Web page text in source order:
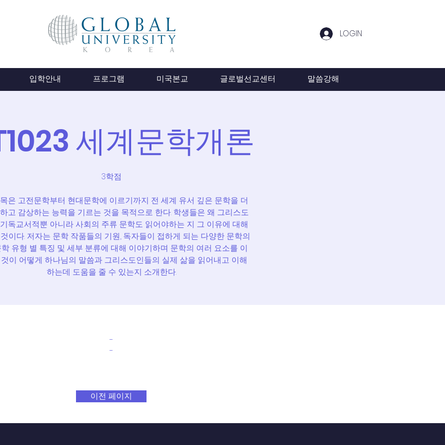
LOGIN
입학안내 프로그램 미국본교 글로벌선교센터 말씀강해
세계문학개론
3학점
은 고전문학부터 현대문학에 이르기까지 전 세계 유서 깊은 문학을 더
고 감상하는 능력을 기르는 것을 목적으로 한다. 학생들은 왜 그리스도
독교서적뿐 아니라 사회의 주류 문학도 읽어야하는 지 그 이유에 대해
이다. 저자는 문학 작품들의 기원, 독자들이 접하게 되는 다양한 문학의
학 유형 별 특징 및 세부 분류에 대해 이야기하며 문학의 여러 요소를 이
이 어떻게 하나님의 말씀과 그리스도인들의 실제 삶을 읽어내고 이해
하는데 도움을 줄 수 있는지 소개한다.
-
-
이전 페이지